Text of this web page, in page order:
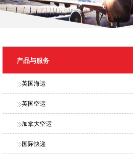
产品与服务
英国海运
英国空运
加拿大空运
国际快递